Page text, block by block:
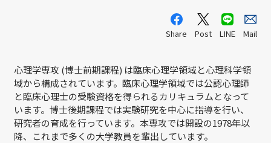
Share Post LINE Mail
心理学専攻 (博士前期課程) は臨床心理学領域と心理科学領
域から構成されています。臨床心理学領域では公認心理師
と臨床心理士の受験資格を得られるカリキュラムとなって
います。博士後期課程では実験研究を中心に指導を行い、
研究者の育成を行っています。本専攻では開設の1978年以
降、これまで多くの大学教員を輩出しています。